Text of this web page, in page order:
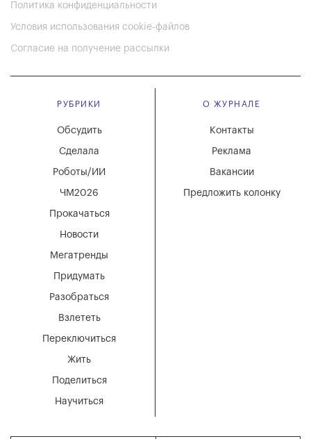
Политика конфиденциальности
Условия использования cookie-файлов
Согласие на получение рассылки
РУБРИКИ
Мегатренды
Придумать
Разобраться
Взлететь
Новости
Переключиться
Жить
Поделиться
Научиться
Обсудить
Сделала
Роботы/ИИ
ЧМ2026
Прокачаться
О ЖУРНАЛЕ
Вакансии
Реклама
Контакты
Предложить колонку